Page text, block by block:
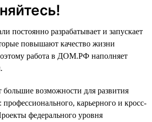
постоянно разрабатывает и запускает
повышают качество жизни
работа в ДОМ.РФ наполняет
возможности для развития
профессионального, карьерного и кросс-
федерального уровня